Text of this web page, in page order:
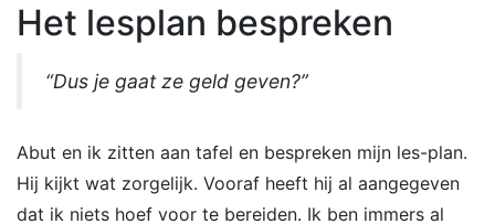
Het lesplan bespreken
“Dus je gaat ze geld geven?”
Abut en ik zitten aan tafel en bespreken mijn les-plan.
Hij kijkt wat zorgelijk. Vooraf heeft hij al aangegeven
dat ik niets hoef voor te bereiden. Ik ben immers al